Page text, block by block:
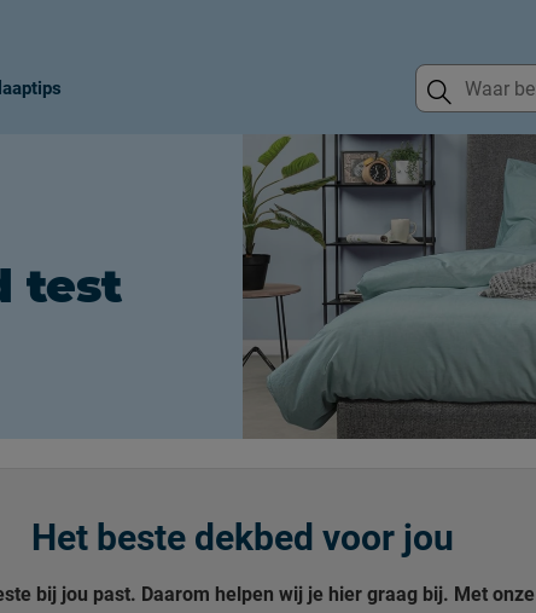
test
Het beste dekbed voor jou
bij jou past. Daarom helpen wij je hier graag bij. Met